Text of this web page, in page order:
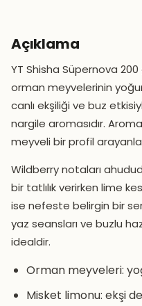
Açıklama
YT Shisha Süpernova
orman meyvelerinin
canlı ekşiliği ve buz
nargile aromasıdır.
meyveli bir profil
Wildberry notaları
bir tatlılık verirken lime
ise nefeste belirgin bir
yaz seansları ve buzlu
idealdir.
Orman meyveleri:
Misket limonu: ekşi